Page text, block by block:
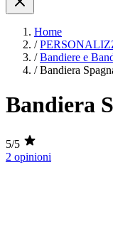
Home
/
/ Bandiere e
/ Bandiera
Bandiera
5/5
2 opinioni